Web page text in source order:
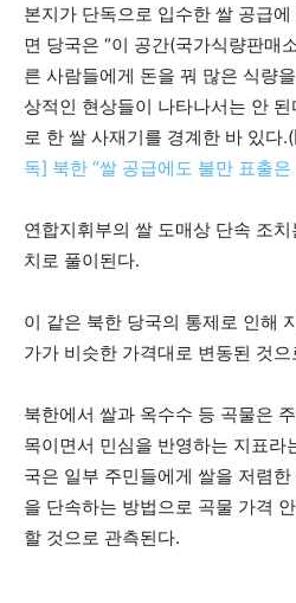
본지가 단독으로 입수한 쌀 공급
면 당국은 “이 공간(국가식량판매
른 사람들에게 돈을 꿔 많은 식량
상적인 현상들이 나타나서는 안
로 한 쌀 사재기를 경계한 바 있다
독] 북한 “쌀 공급에도 불만 표출
연합지휘부의 쌀 도매상 단속 조
치로 풀이된다.
이 같은 북한 당국의 통제로 인해
가가 비슷한 가격대로 변동된 것
북한에서 쌀과 옥수수 등 곡물은
목이면서 민심을 반영하는 지표라
국은 일부 주민들에게 쌀을 저렴
을 단속하는 방법으로 곡물 가격
할 것으로 관측된다.